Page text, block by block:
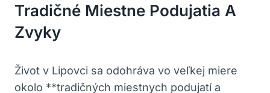
Tradičné Miestne Podujatia A
Zvyky
Život v Lipovci sa odohráva vo veľkej miere
okolo **tradičných miestnych podujatí a